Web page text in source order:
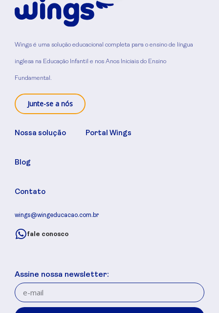
Wings é uma solução educacional completa para o ensino de língua
inglesa na Educação Infantil e nos Anos Iniciais do Ensino
Fundamental.
Junte-se a nós
Nossa solução
Blog
Contato
Portal Wings
wings@wingeducacao.com.br
fale conosco
Assine nossa newsletter: